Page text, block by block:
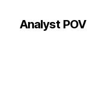
Analyst POV